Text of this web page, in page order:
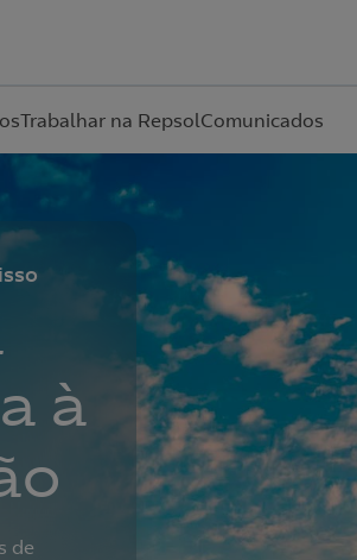
Trabalhar na RepsolComunicados
de protección de datos.
à
de